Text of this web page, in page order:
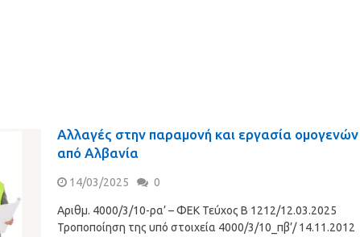
Αλλαγές στην παραμονή και εργασία ομογενών
από Αλβανία
14/03/2025 0
Αριθμ. 4000/3/10-ρα’ – ΦΕΚ Τεύχος Β 1212/12.03.2025
Τροποποίηση της υπό στοιχεία 4000/3/10_πβ’/ 14.11.2012